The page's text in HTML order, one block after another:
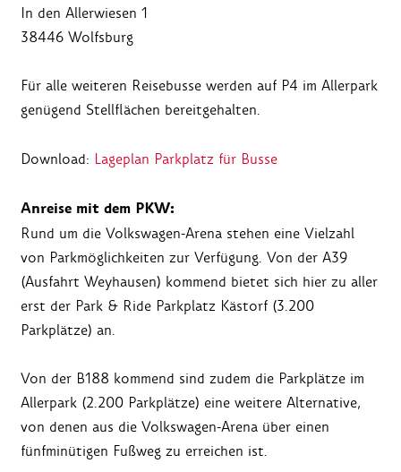
In den Allerwiesen 1
38446 Wolfsburg
Für alle weiteren Reisebusse werden auf P4 im Allerpark
genügend Stellflächen bereitgehalten.
Download: Lageplan Parkplatz für Busse
Anreise mit dem PKW:
Rund um die Volkswagen-Arena stehen eine Vielzahl
von Parkmöglichkeiten zur Verfügung. Von der A39
(Ausfahrt Weyhausen) kommend bietet sich hier zu aller
erst der Park & Ride Parkplatz Kästorf (3.200
Parkplätze) an.
Von der B188 kommend sind zudem die Parkplätze im
Allerpark (2.200 Parkplätze) eine weitere Alternative,
von denen aus die Volkswagen-Arena über einen
fünfminütigen Fußweg zu erreichen ist.